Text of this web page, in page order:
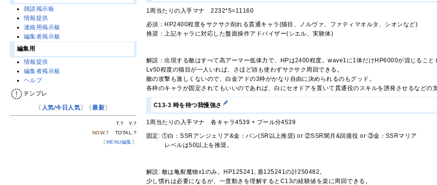
1周当たりの入手マナ 2232*5=11160
必須：HP2400程度をサクサク削れる貫通キャラ(猫目、ノルヴァ、ファティマオルタ、シオンなど)
推奨：上記キャラに対応した盤面操作アドバイザー(シエル、実験体)
解説：出現する敵はすべて高アーマー低体力で、HPは2400程度。wave1に1体だけHP6000が混じること
Lv50程度の猫目が一人いれば、さほど頭も使わずサクサク周回できる。
敵の攻撃も激しくないので、白金アドの3枠がかなり自由に決められるのもグッド。
各枠のキャラが固定されてもいいのであれば、白にセオドアを置いて貫通役のスキルを誘発させるなどの
C13-3 時を待つ我慢強さ
1周当たりの入手マナ 各キャラ4539 + プール分4539
固定: ①白：SSRアンジェリア&金：パン(SR以上推奨) or ②SSR闇月&回復役 or ③金：SSRマリア
レベルは50以上を推奨。
解説: 敵は亀裂魔物x1のみ。HP125241, 盾125241の計250482。
少し慣れは必要になるが、一度動きを理解するとC13の経験値を楽に周回できる。
雑談掲示板
情報提供
連絡用掲示板
編集者掲示板
編集用
情報提供
編集者掲示板
ヘルプ
テンプレ
〔 人気/今日人気〕〔最新〕
T.? Y.?
NOW.? TOTAL.?
〔 MENU編集 〕